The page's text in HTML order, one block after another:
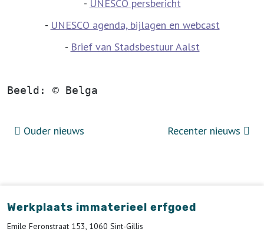
- UNESCO persbericht
- UNESCO agenda, bijlagen en webcast
- Brief van Stadsbestuur Aalst
Beeld: © Belga
Ouder nieuws Recenter nieuws
Werkplaats immaterieel erfgoed
Emile Feronstraat 153, 1060 Sint-Gillis